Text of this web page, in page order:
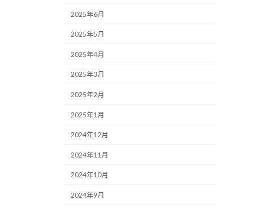
2025年6月
2025年5月
2025年4月
2025年3月
2025年2月
2025年1月
2024年12月
2024年11月
2024年10月
2024年9月